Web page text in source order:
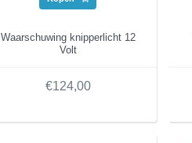
Waarschuwing knipperlicht 12
Volt
€124,00